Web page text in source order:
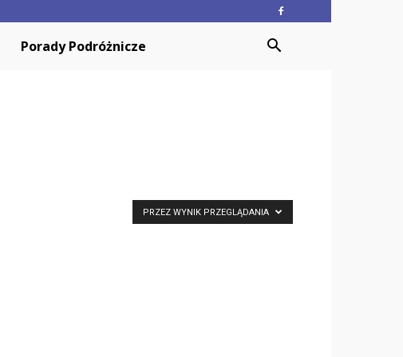
Porady Podróżnicze
PRZEZ WYNIK PRZEGLĄDANIA